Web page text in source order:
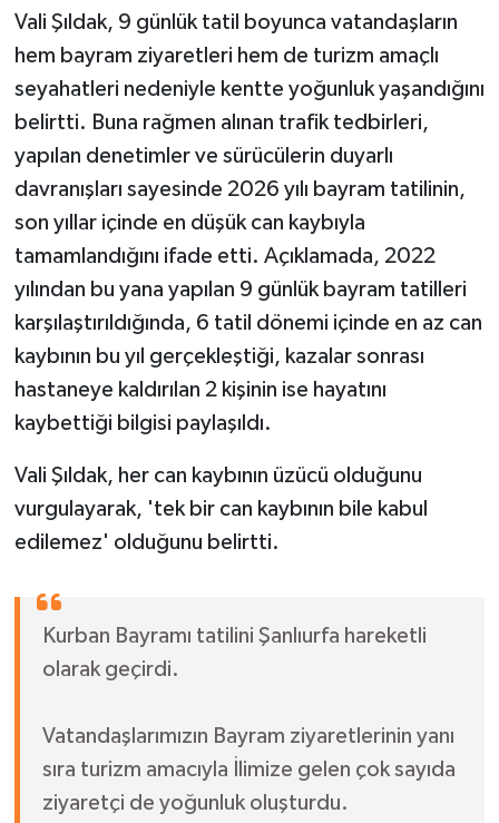
Vali Şıldak, 9 günlük tatil boyunca vatandaşların
hem bayram ziyaretleri hem de turizm amaçlı
seyahatleri nedeniyle kentte yoğunluk yaşandığını
belirtti. Buna rağmen alınan trafik tedbirleri,
yapılan denetimler ve sürücülerin duyarlı
davranışları sayesinde 2026 yılı bayram tatilinin,
son yıllar içinde en düşük can kaybıyla
tamamlandığını ifade etti. Açıklamada, 2022
yılından bu yana yapılan 9 günlük bayram tatilleri
karşılaştırıldığında, 6 tatil dönemi içinde en az can
kaybının bu yıl gerçekleştiği, kazalar sonrası
hastaneye kaldırılan 2 kişinin ise hayatını
kaybettiği bilgisi paylaşıldı.
Vali Şıldak, her can kaybının üzücü olduğunu
vurgulayarak, 'tek bir can kaybının bile kabul
edilemez' olduğunu belirtti.
Kurban Bayramı tatilini Şanlıurfa hareketli
olarak geçirdi.
Vatandaşlarımızın Bayram ziyaretlerinin yanı
sıra turizm amacıyla İlimize gelen çok sayıda
ziyaretçi de yoğunluk oluşturdu.